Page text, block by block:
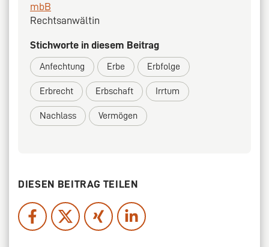
mbB
Rechtsanwältin
Stichworte in diesem Beitrag
Anfechtung Erbe Erbfolge
Erbrecht Erbschaft Irrtum
Nachlass Vermögen
DIESEN BEITRAG TEILEN